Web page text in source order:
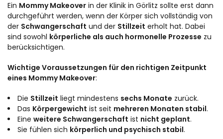
Ein Mommy Makeover in der Klinik in Görlitz sollte erst dann
durchgeführt werden, wenn der Körper sich vollständig von
der Schwangerschaft und der Stillzeit erholt hat. Dabei
sind sowohl körperliche als auch hormonelle Prozesse zu
berücksichtigen.
Wichtige Voraussetzungen für den richtigen Zeitpunkt
eines Mommy Makeover:
Die Stillzeit liegt mindestens sechs Monate zurück.
Das Körpergewicht ist seit mehreren Monaten stabil.
Eine weitere Schwangerschaft ist nicht geplant.
Sie fühlen sich körperlich und psychisch stabil.